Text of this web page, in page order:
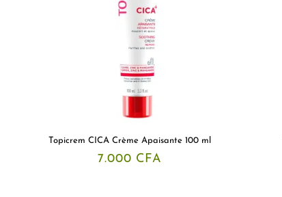
Topicrem CICA Crème Apaisante 100 ml
7.000 CFA